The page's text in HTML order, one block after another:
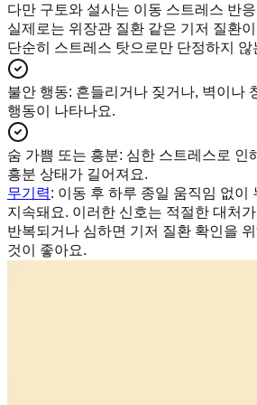
다만 구토와 설사는 이동 스트레스 반
실제로는 위장관 질환 같은 기저 질환
단순히 스트레스 탓으로만 단정하지 않
불안 행동: 흔들리거나 짖거나, 벽이나
행동이 나타나요.
숨 가쁨 또는 흥분: 심한 스트레스로 인
흥분 상태가 길어져요.
무기력: 이동 후 하루 종일 움직임 없이
지속돼요. 이러한 신호는 적절한 대처가
반복되거나 심하면 기저 질환 확인을
것이 좋아요.